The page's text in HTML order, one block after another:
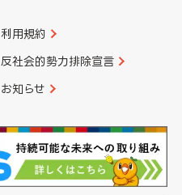
利用規約
反社会的勢力排除宣言
お知らせ